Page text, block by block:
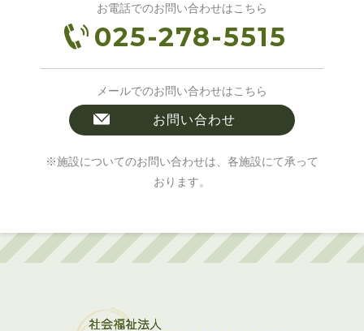
お電話でのお問い合わせはこちら
025-278-5515
メールでのお問い合わせはこちら
お問い合わせ
※施設についてのお問い合わせは、各施設にて承って
おります。